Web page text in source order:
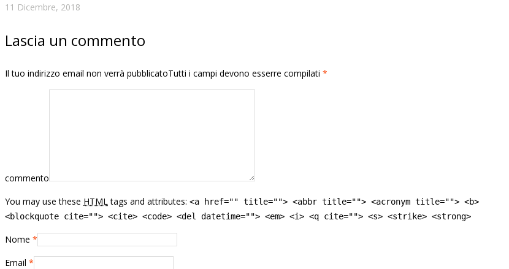
11 Dicembre, 2018
Lascia un commento
Il tuo indirizzo email non verrà pubblicatoTutti i campi devono esserre compilati *
commento
You may use these HTML tags and attributes: <a href="" title=""> <abbr title=""> <acronym title=""> <b>
<blockquote cite=""> <cite> <code> <del datetime=""> <em> <i> <q cite=""> <s> <strike> <strong>
Nome *
Email *